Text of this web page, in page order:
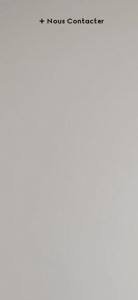
Nous Contacter